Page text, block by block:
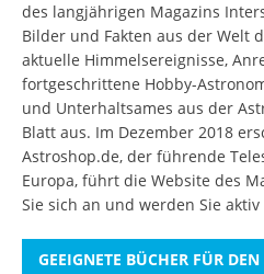
des langjährigen Magazins
Bilder und Fakten aus der Welt
aktuelle Himmelsereignisse,
fortgeschrittene Hobby-
und Unterhaltsames aus der
Blatt aus. Im Dezember 2018
Astroshop.de, der führende
Europa, führt die Website des
Sie sich an und werden Sie
GEEIGNETE BÜCHER FÜR DEN